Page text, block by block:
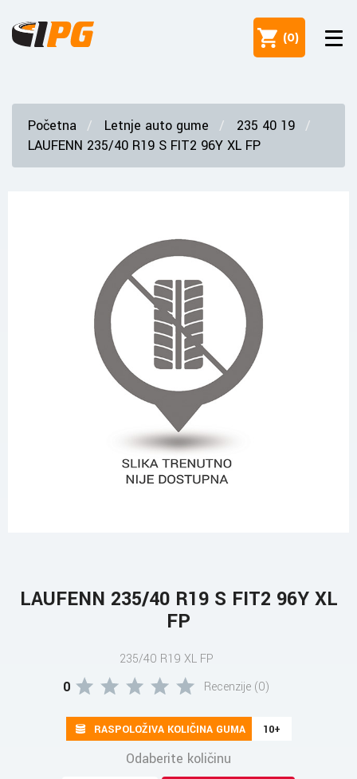
(0)
Početna Letnje auto gume
235 40 19
LAUFENN 235/40 R19 S FIT2 96Y XL FP
LAUFENN 235/40 R19 S FIT2 96Y XL
FP
235/40 R19 XL FP
0 Recenzije (0)
RASPOLOŽIVA KOLIČINA GUMA 10+
Odaberite količinu